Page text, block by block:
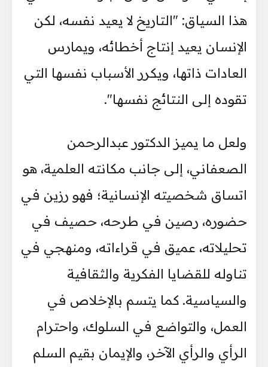
هذا السياق: "التاريخ لا يعيد نفسه، لكن
الإنسان يعيد إنتاج أخطائه، ويمارس
العادات ذاتها، ويكرر الأسباب نفسها التي
تقوده إلى النتائج نفسها".
ولعل ما يميز الدكتور عبدالرحمن
الصعفاني، إلى جانب مكانته العلمية، هو
اتساق شخصيته الإنسانية؛ فهو رزين في
حضوره، رصين في طرحه، حصيف في
تحليلاته، عميق في قراءاته، ومنهجي في
تناوله للقضايا الفكرية والثقافية
والسياسية. كما يتسم بالإخلاص في
العمل، والتواضع في السلوك، واحترام
الرأي والرأي الآخر، والإيمان بقيم السلم